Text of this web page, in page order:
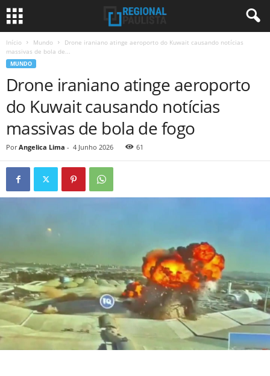
Início Mundo
Drone iraniano atinge aeroporto do Kuwait causando notícias
massivas de bola de...
MUNDO
Drone iraniano atinge aeroporto
do Kuwait causando notícias
massivas de bola de fogo
Por Angelica Lima - 4 Junho 2026 61